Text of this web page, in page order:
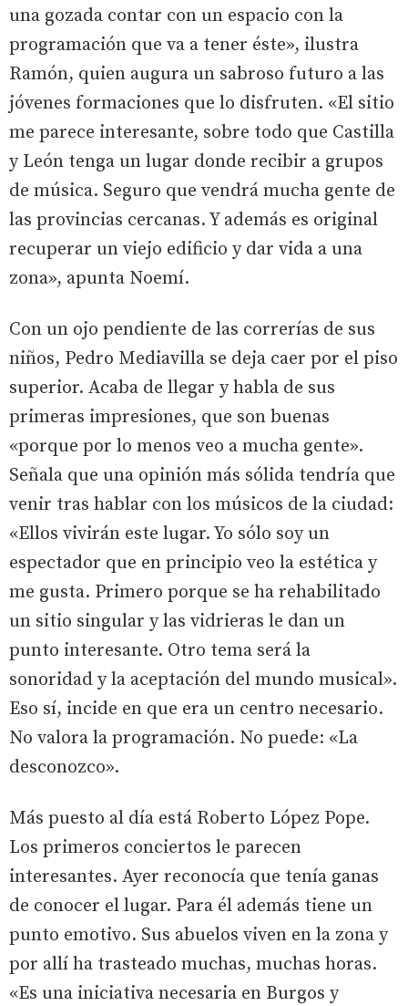
una gozada contar con un espacio con la
programación que va a tener éste», ilustra
Ramón, quien augura un sabroso futuro a las
jóvenes formaciones que lo disfruten. «El sitio
me parece interesante, sobre todo que Castilla
y León tenga un lugar donde recibir a grupos
de música. Seguro que vendrá mucha gente de
las provincias cercanas. Y además es original
recuperar un viejo edificio y dar vida a una
zona», apunta Noemí.
Con un ojo pendiente de las correrías de sus
niños, Pedro Mediavilla se deja caer por el piso
superior. Acaba de llegar y habla de sus
primeras impresiones, que son buenas
«porque por lo menos veo a mucha gente».
Señala que una opinión más sólida tendría que
venir tras hablar con los músicos de la ciudad:
«Ellos vivirán este lugar. Yo sólo soy un
espectador que en principio veo la estética y
me gusta. Primero porque se ha rehabilitado
un sitio singular y las vidrieras le dan un
punto interesante. Otro tema será la
sonoridad y la aceptación del mundo musical».
Eso sí, incide en que era un centro necesario.
No valora la programación. No puede: «La
desconozco».
Más puesto al día está Roberto López Pope.
Los primeros conciertos le parecen
interesantes. Ayer reconocía que tenía ganas
de conocer el lugar. Para él además tiene un
punto emotivo. Sus abuelos viven en la zona y
por allí ha trasteado muchas, muchas horas.
«Es una iniciativa necesaria en Burgos y